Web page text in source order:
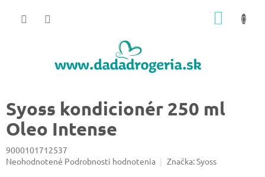
Syoss kondicionér 250 ml
Oleo Intense
9000101712537
Priemerné
Neohodnotené Podrobnosti hodnotenia Značka:Syoss